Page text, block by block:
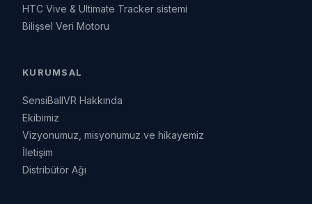
HTC Vive & Ultimate Tracker sistemi
Bilişsel Veri Motoru
KURUMSAL
SensiBallVR Hakkında
Ekibimiz
Vizyonumuz, misyonumuz ve hikayemiz
İletişim
Distribütör Ağı